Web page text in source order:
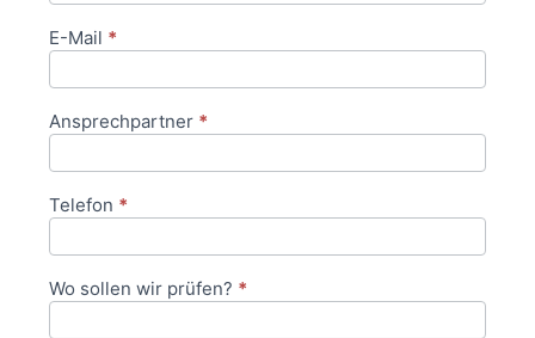
E-Mail *
Ansprechpartner *
Telefon *
Wo sollen wir prüfen? *